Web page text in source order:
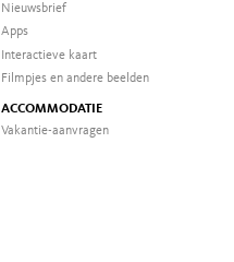
Nieuwsbrief
Apps
Interactieve kaart
Filmpjes en andere beelden
ACCOMMODATIE
Vakantie-aanvragen